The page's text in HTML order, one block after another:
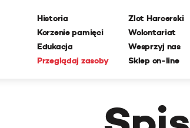
Historia
Korzenie pamięci
Edukacja
Przeglądaj zasoby
Zlot Harcerski
Wolontariat
Wesprzyj nas
Sklep on-line